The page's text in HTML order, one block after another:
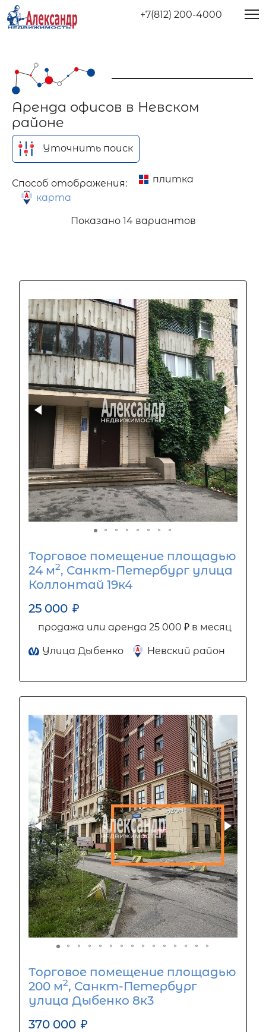
+7(812) 200-4000
Аренда офисов в Невском
районе
Уточнить поиск
Способ отображения:
плитка
карта
Показано 14 вариантов
Торговое помещение площадью
24 м2, Санкт-Петербург улица
Коллонтай 19к4
25 000 ₽
продажа или аренда 25 000 ₽ в месяц
Улица Дыбенко Невский район
Торговое помещение площадью
200 м2, Санкт-Петербург
улица Дыбенко 8к3
370 000 ₽